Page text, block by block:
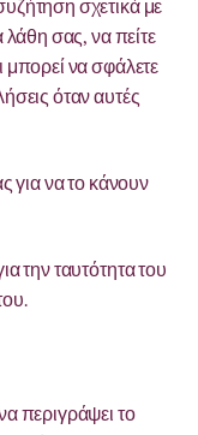
σχετικά με
λάθη σας, να πείτε
μπορεί να σφάλετε
όταν αυτές
για να το κάνουν
την ταυτότητα του
περιγράψει το